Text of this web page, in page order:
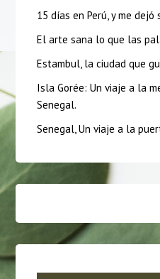
15 días en Perú, y me dejó
El arte sana lo que las
Estambul, la ciudad que
Isla Gorée: Un viaje a la
Senegal.
Senegal, Un viaje a la